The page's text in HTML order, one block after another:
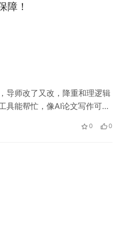
障！
导师改了又改，降重和理逻辑
具能帮忙，像AI论文写作可以
AI写专著能给章节建议，AI
0 0